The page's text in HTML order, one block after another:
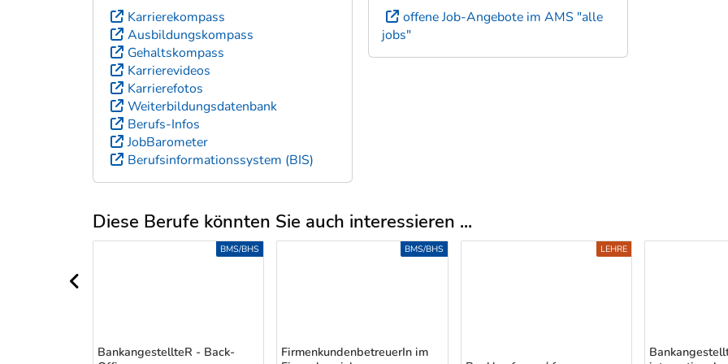
Karrierekompass
Ausbildungskompass
Gehaltskompass
Karrierevideos
Karrierefotos
Weiterbildungsdatenbank
Berufs-Infos
JobBarometer
Berufsinformationssystem (BIS)
offene Job-Angebote im AMS "alle
jobs"
Diese Berufe könnten Sie auch interessieren ...
Uber weitere Berufsvorschläge
BankangestellteR - Back-
BMS/BHS
FirmenkundenbetreuerIn im
BMS/BHS LEHRE